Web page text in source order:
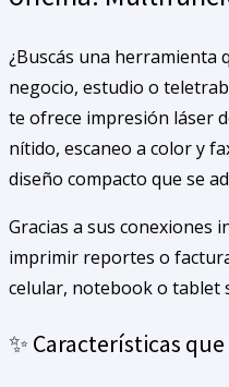
¿Buscás una herramienta
negocio, estudio o
te ofrece impresión láser
nítido, escaneo a color y
diseño compacto que se
Gracias a sus conexiones
imprimir reportes o
celular, notebook o tablet
✨ Características